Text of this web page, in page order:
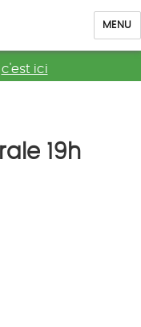
MENU
c'est ici
19h